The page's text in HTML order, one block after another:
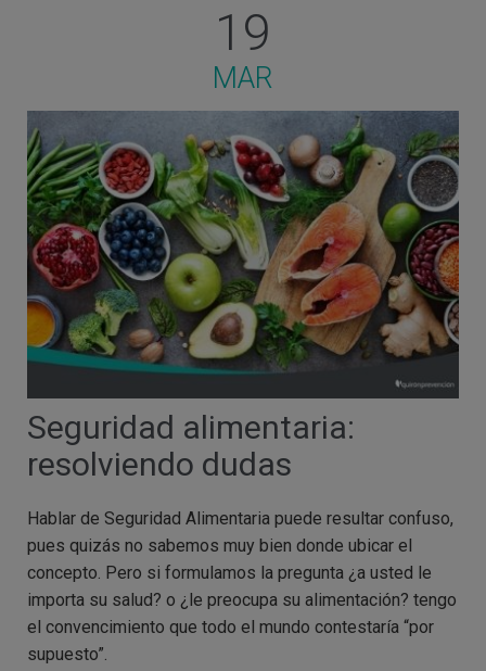
19
MAR
Seguridad alimentaria:
resolviendo dudas
Hablar de Seguridad Alimentaria puede resultar confuso,
pues quizás no sabemos muy bien donde ubicar el
concepto. Pero si formulamos la pregunta ¿a usted le
importa su salud? o ¿le preocupa su alimentación? tengo
el convencimiento que todo el mundo contestaría “por
supuesto”.